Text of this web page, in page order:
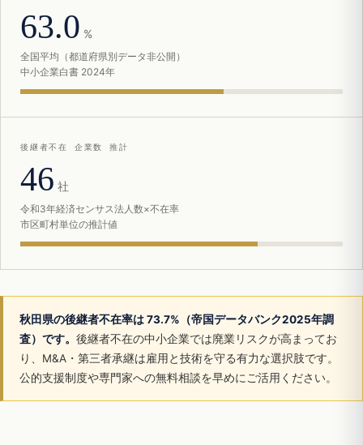
63.0 %
全国平均（都道府県別データ非公開）
中小企業白書 2024年
後継者不在 企業数 推計
46 社
令和3年経済センサス法人数×不在率
市区町村単位の推計値
秋田県の後継者不在率は 73.7%（帝国データバンク2025年調
査）です。 後継者不在の中小企業では廃業リスクが高まってお
り、M&A・第三者承継は雇用と技術を守る有力な選択肢です。
公的支援制度や専門家への無料相談を早めにご活用ください。